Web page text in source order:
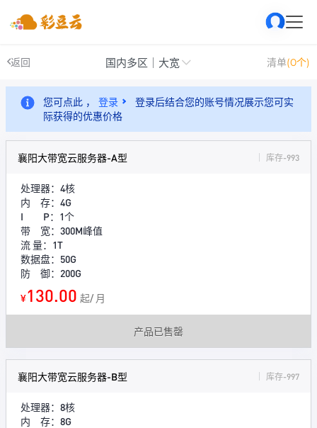
返回 国内多区｜大宽 清单(0个)
您可点此 ， 登录
登录后结合您的账号情况展示您可实
际获得的优惠价格
襄阳大带宽云服务器-A型 库存-993
处理器：4核
内 存：4G
I P：1个
带 宽：300M峰值
流 量：1T
数据盘：50G
防 御：200G
¥130.00 起/ 月
产品已售罄
襄阳大带宽云服务器-B型 库存-997
处理器：8核
内 存：8G